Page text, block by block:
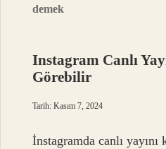
demek
Instagram Canlı
Görebilir
Tarih: Kasım 7, 2024
İnstagramda canlı